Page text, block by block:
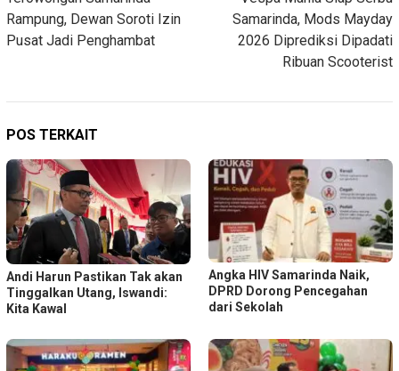
Rampung, Dewan Soroti Izin
Pusat Jadi Penghambat
Samarinda, Mods Mayday
2026 Diprediksi Dipadati
Ribuan Scooterist
POS TERKAIT
Andi Harun Pastikan Tak akan
Tinggalkan Utang, Iswandi:
Kita Kawal
Angka HIV Samarinda Naik,
DPRD Dorong Pencegahan
dari Sekolah